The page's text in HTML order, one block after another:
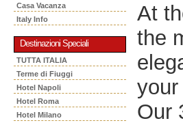
Casa Vacanza
Italy Info
Destinazioni Speciali
TUTTA ITALIA
Terme di Fiuggi
Hotel Napoli
Hotel Roma
Hotel Milano
At
the
your
Our